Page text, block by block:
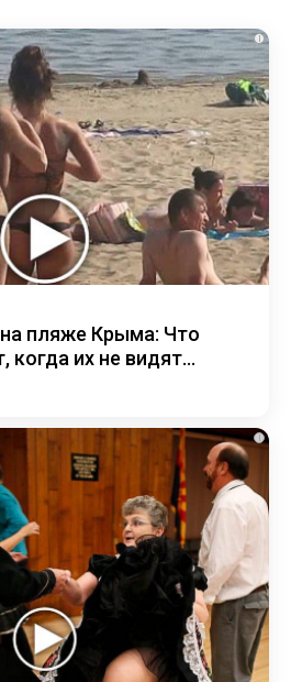
i
пляже Крыма: Что
их не видят...
i